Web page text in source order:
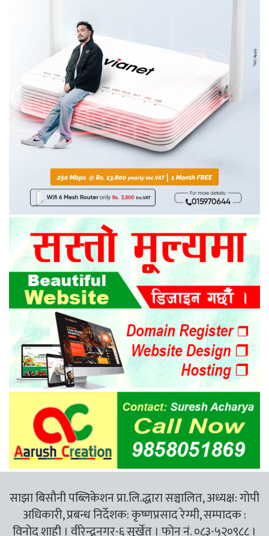
साझा बिसौनी पब्लिकेशन प्रा.लि.द्धारा सञ्चालित, अध्यक्ष: गोपी
अधिकारी, प्रबन्ध निर्देशक: कृष्णप्रसाद रेग्मी, सम्पादक :
विनोद शाही । वीरेन्द्रनगर-६ सुर्खेत । फोन नं. ०८३-५२०९८८ ।